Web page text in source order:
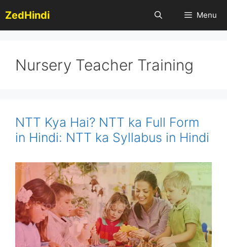
to
content
ZedHindi Menu
Nursery Teacher Training
NTT Kya Hai? NTT ka Full Form
in Hindi: NTT ka Syllabus in Hindi